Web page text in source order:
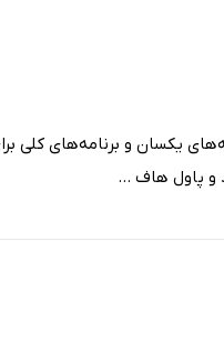
یکسان و برنامه‌های کلی
و پاول هاف ...